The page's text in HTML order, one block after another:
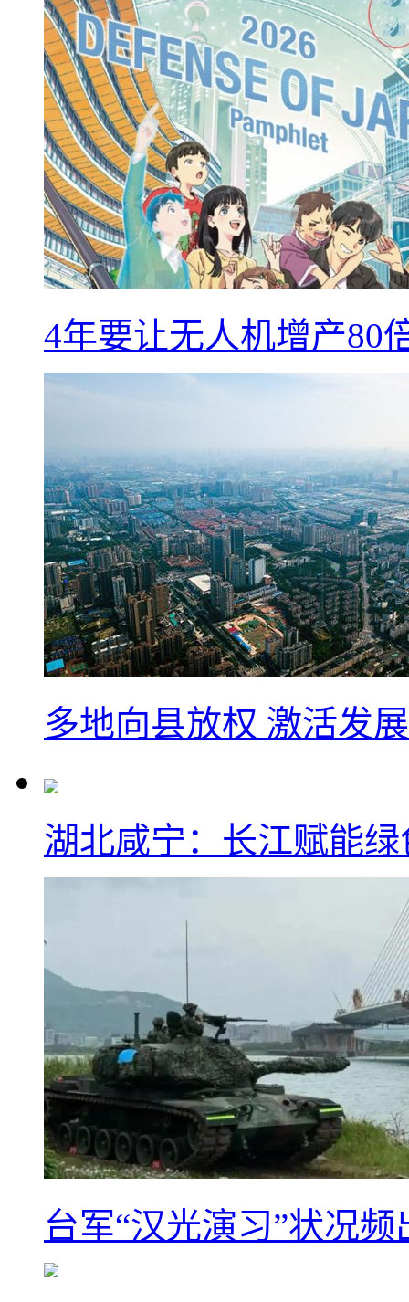
4年要让无人机增产80
多地向县放权 激活发
湖北咸宁：长江赋能
台军“汉光演习”状况